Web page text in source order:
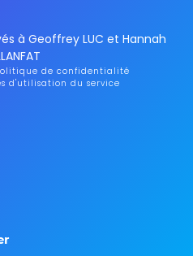
à Geoffrey LUC et Hannah
de confidentialité
d'utilisation du service